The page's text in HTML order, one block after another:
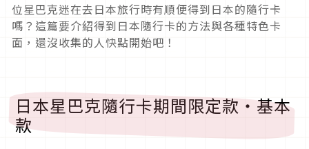
位星巴克迷在去日本旅行時有順便得到日本的隨行卡
嗎？這篇要介紹得到日本隨行卡的方法與各種特色卡
面，還沒收集的人快點開始吧！
日本星巴克隨行卡期間限定款・基本
款